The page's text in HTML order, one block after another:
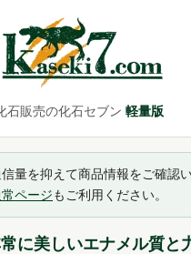
石販売の化石セブン 軽量版
量を抑えて商品情報をご確認
ページもご利用ください。
に美しいエナメル質と